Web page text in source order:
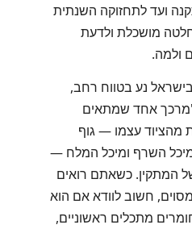
ועד לתחזוקה השנתית
מושכלת ולדעת
ולמה.
נע בטווח רחב,
"מרכך אחד שמתאים
מהציוד עצמו — גוף
השרף ומיכל המלח —
המתקין. כשאתם רואים
חשוב לוודא אם הוא
מתכלים ראשוניים,